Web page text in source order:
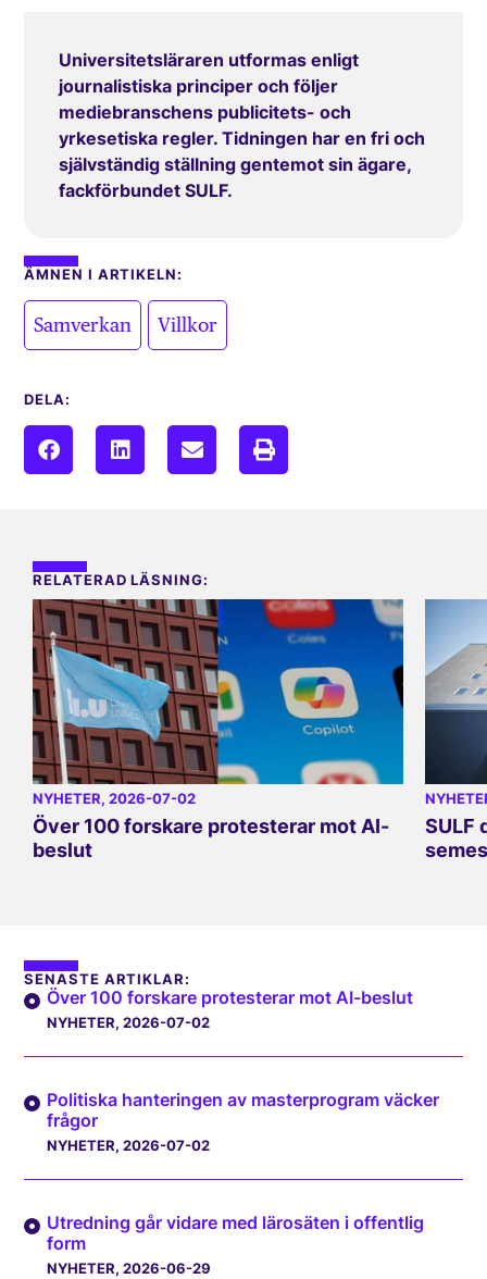
Universitetsläraren utformas enligt
journalistiska principer och följer
mediebranschens publicitets- och
yrkesetiska regler. Tidningen har en fri och
självständig ställning gentemot sin ägare,
fackförbundet SULF.
ÄMNEN I ARTIKELN:
Samverkan Villkor
DELA:
RELATERAD LÄSNING:
NYHETER, 2026-07-02
Över 100 forskare protesterar mot AI-
beslut
SULF
SENASTE ARTIKLAR:
Över 100 forskare protesterar mot AI-beslut
NYHETER, 2026-07-02
Politiska hanteringen av masterprogram väcker
frågor
NYHETER, 2026-07-02
Utredning går vidare med lärosäten i offentlig
form
NYHETER, 2026-06-29